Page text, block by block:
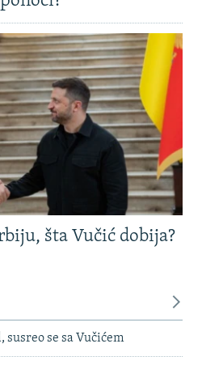
šta Vučić dobija?
susreo se sa Vučićem